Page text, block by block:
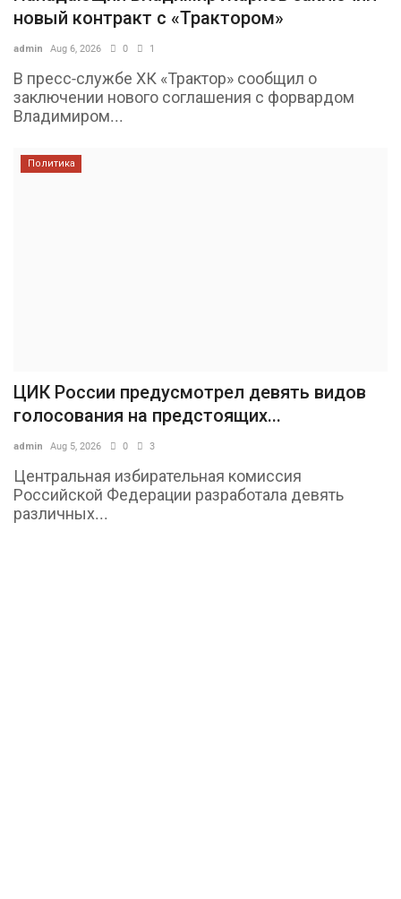
новый контракт с «Трактором»
admin Aug 6, 2026 0 1
В пресс-службе ХК «Трактор» сообщил о
заключении нового соглашения с форвардом
Владимиром...
Политика
ЦИК России предусмотрел девять видов
голосования на предстоящих...
admin Aug 5, 2026 0 3
Центральная избирательная комиссия
Российской Федерации разработала девять
различных...